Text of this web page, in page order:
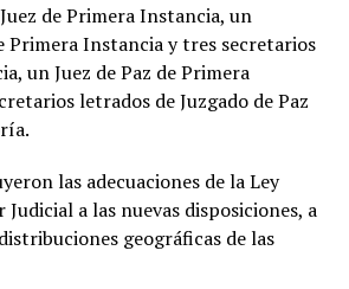
de Primera Instancia, un
Primera Instancia y tres secretarios
un Juez de Paz de Primera
letrados de Juzgado de Paz
las adecuaciones de la Ley
a las nuevas disposiciones, a
geográficas de las